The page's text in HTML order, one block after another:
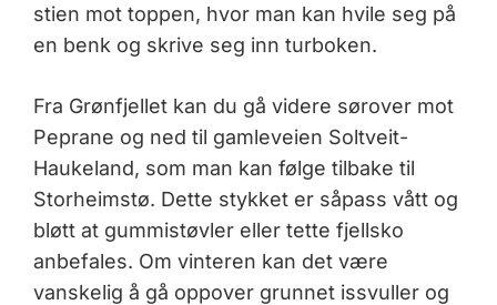
stien mot toppen, hvor man kan hvile seg på
en benk og skrive seg inn turboken.
Fra Grønfjellet kan du gå videre sørover mot
Peprane og ned til gamleveien Soltveit-
Haukeland, som man kan følge tilbake til
Storheimstø. Dette stykket er såpass vått og
bløtt at gummistøvler eller tette fjellsko
anbefales. Om vinteren kan det være
vanskelig å gå oppover grunnet issvuller og